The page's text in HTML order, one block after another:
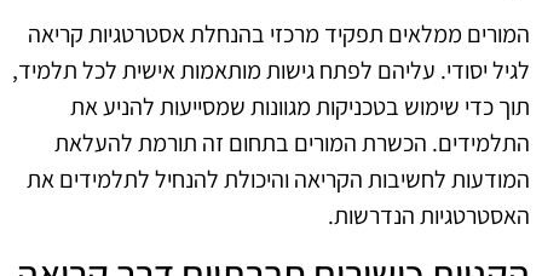
המורים ממלאים תפקיד מרכזי בהנחלת אסטרטגיות קריאה
לגיל יסודי. עליהם לפתח גישות מותאמות אישית לכל תלמיד,
תוך כדי שימוש בטכניקות מגוונות שמסייעות להניע את
התלמידים. הכשרת המורים בתחום זה תורמת להעלאת
המודעות לחשיבות הקריאה והיכולת להנחיל לתלמידים את
האסטרטגיות הנדרשות.